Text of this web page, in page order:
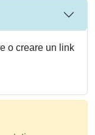
o creare un link